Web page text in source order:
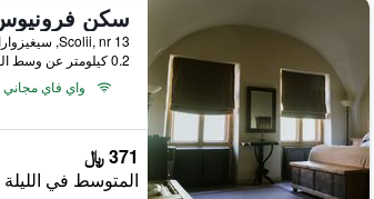
سكن
Scolii, nr 13, سيغيزوارا, رومانيا
0.2 كيلومتر عن وسط المدينة
واي فاي مجاني
371 ﷼
المتوسط في الليلة